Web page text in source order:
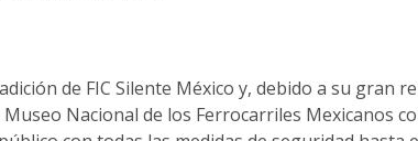
de FIC Silente México y, debido a su gran
Nacional de los Ferrocarriles Mexicanos